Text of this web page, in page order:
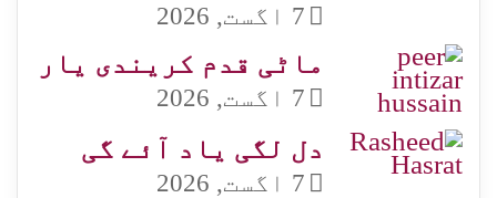
7 اگست, 2026
ماٹی قدم کریندی یار
7 اگست, 2026
دل لگی یاد آئے گی
7 اگست, 2026